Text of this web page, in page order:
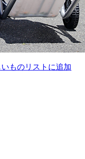
ものリストに追加